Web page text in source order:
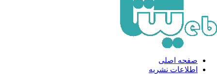
صفحه اصلی
اطلاعات نشریه